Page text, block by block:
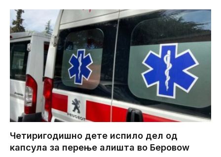
Четиригодишно дете испило дел од
капсула за перење алишта во Беровоw